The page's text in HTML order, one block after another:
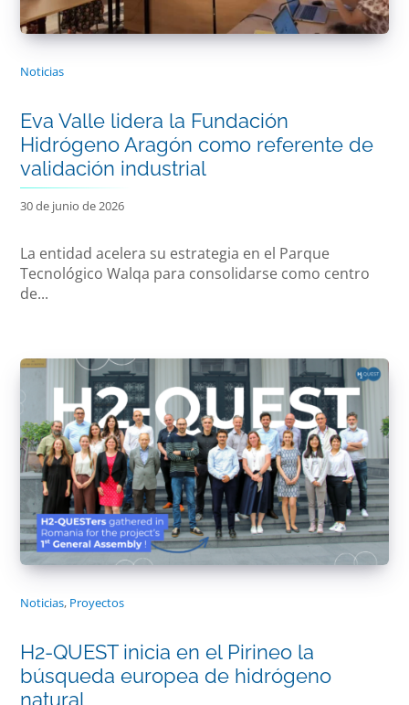
Noticias
Eva Valle lidera la Fundación
Hidrógeno Aragón como referente de
validación industrial
30 de junio de 2026
La entidad acelera su estrategia en el Parque
Tecnológico Walqa para consolidarse como centro
de...
Noticias, Proyectos
H2-QUEST inicia en el Pirineo la
búsqueda europea de hidrógeno
natural